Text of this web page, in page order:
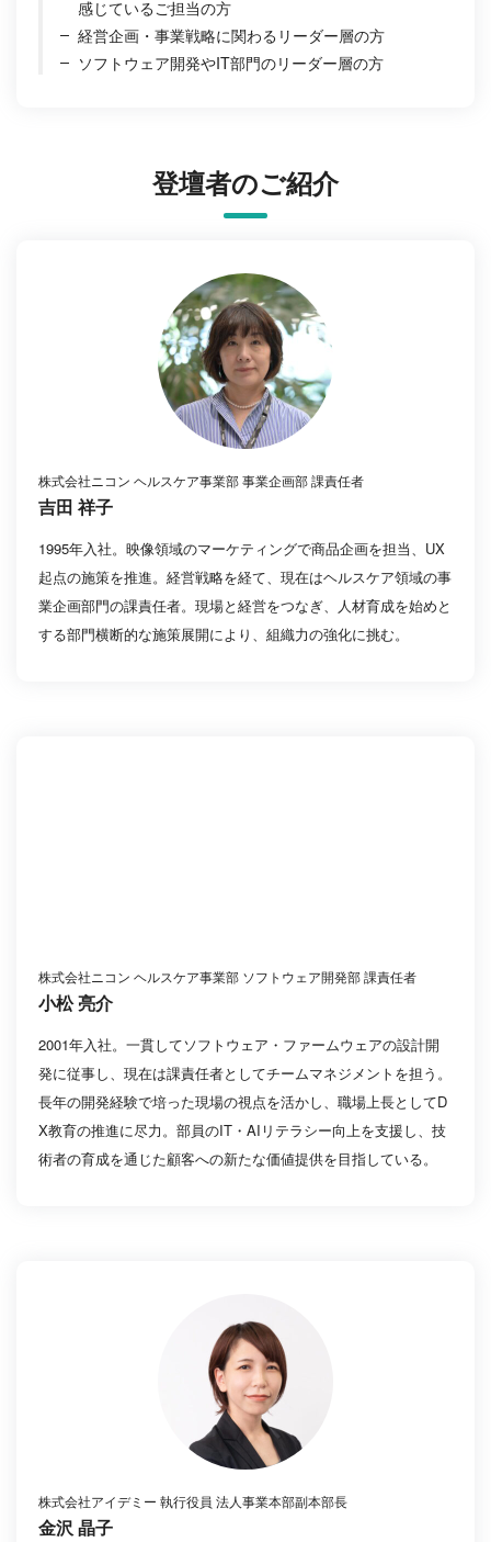
感じているご担当の方
経営企画・事業戦略に関わるリーダー層の方
ソフトウェア開発やIT部門のリーダー層の方
登壇者のご紹介
株式会社ニコン ヘルスケア事業部 事業企画部 課責任者
吉田 祥子
1995年入社。映像領域のマーケティングで商品企画を担当、UX
起点の施策を推進。経営戦略を経て、現在はヘルスケア領域の事
業企画部門の課責任者。現場と経営をつなぎ、人材育成を始めと
する部門横断的な施策展開により、組織力の強化に挑む。
株式会社ニコン ヘルスケア事業部 ソフトウェア開発部 課責任者
小松 亮介
2001年入社。一貫してソフトウェア・ファームウェアの設計開
発に従事し、現在は課責任者としてチームマネジメントを担う。
長年の開発経験で培った現場の視点を活かし、職場上長としてD
X教育の推進に尽力。部員のIT・AIリテラシー向上を支援し、技
術者の育成を通じた顧客への新たな価値提供を目指している。
株式会社アイデミー 執行役員 法人事業本部副本部長
金沢 晶子